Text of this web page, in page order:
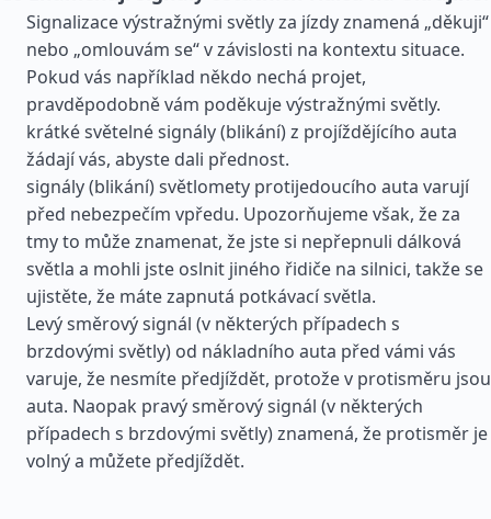
Signalizace výstražnými světly za jízdy znamená „děkuji“
nebo „omlouvám se“ v závislosti na kontextu situace.
Pokud vás například někdo nechá projet,
pravděpodobně vám poděkuje výstražnými světly.
krátké světelné signály (blikání) z projíždějícího auta
žádají vás, abyste dali přednost.
signály (blikání) světlomety protijedoucího auta varují
před nebezpečím vpředu. Upozorňujeme však, že za
tmy to může znamenat, že jste si nepřepnuli dálková
světla a mohli jste oslnit jiného řidiče na silnici, takže se
ujistěte, že máte zapnutá potkávací světla.
Levý směrový signál (v některých případech s
brzdovými světly) od nákladního auta před vámi vás
varuje, že nesmíte předjíždět, protože v protisměru jsou
auta. Naopak pravý směrový signál (v některých
případech s brzdovými světly) znamená, že protisměr je
volný a můžete předjíždět.